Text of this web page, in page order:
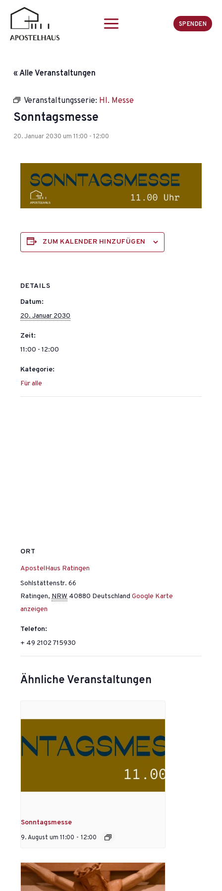
springen
SPENDEN
« Alle Veranstaltungen
Veranstaltungsserie: Hl. Messe
Sonntagsmesse
20. Januar 2030 um 11:00 -12:00
ZUM KALENDER HINZUFÜGEN
DETAILS
Datum:
20. Januar 2030
Zeit:
11:00 - 12:00
Kategorie:
Für alle
ORT
ApostelHaus Ratingen
Sohlstättenstr. 66
Ratingen, NRW 40880 Deutschland Google Karte
anzeigen
Telefon:
+ 49 2102 715930
Ähnliche Veranstaltungen
Sonntagsmesse
9. August um 11:00 - 12:00